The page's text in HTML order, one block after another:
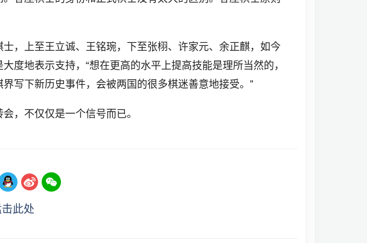
，上至王立诚、王铭琬，下至张栩、许家元、余正麒，如今
度地表示支持，“想在更高的水平上提高技能是理所当然的，
写下新历史事件，会被两国的很多棋迷善意地接受。”
，不仅仅是一个信号而已。
击此处